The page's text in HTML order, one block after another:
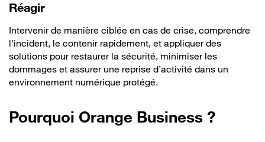
Réagir
Intervenir de manière ciblée en cas de crise, comprendre
l'incident, le contenir rapidement, et appliquer des
solutions pour restaurer la sécurité, minimiser les
dommages et assurer une reprise d’activité dans un
environnement numérique protégé.
Pourquoi Orange Business ?